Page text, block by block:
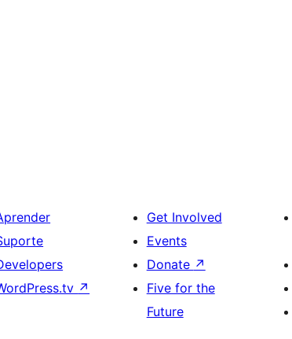
↗
Get Involved
Events
Donate ↗
Five for the
Future